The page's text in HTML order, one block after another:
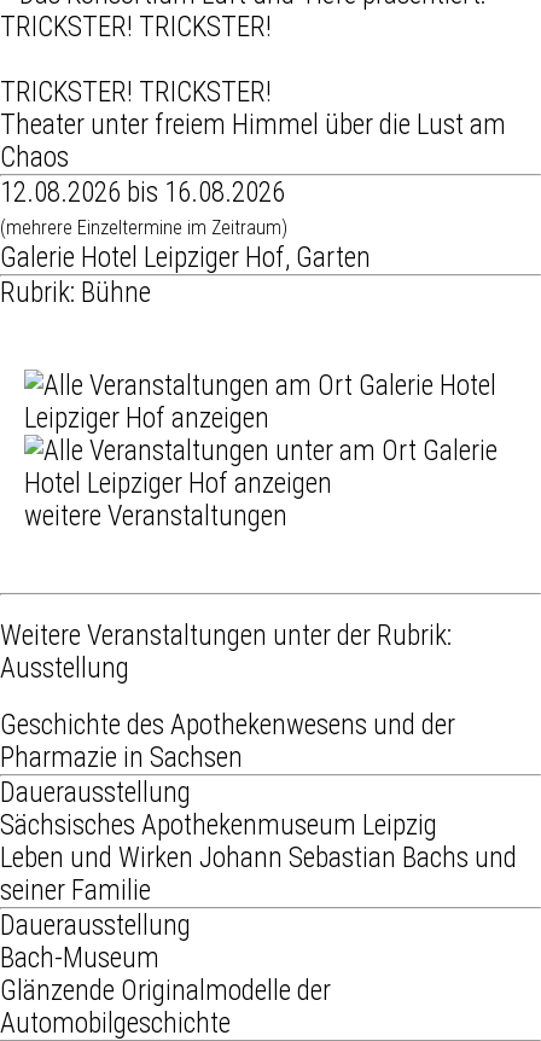
TRICKSTER! TRICKSTER!
Theater unter freiem Himmel über die Lust am
Chaos
12.08.2026 bis 16.08.2026
(mehrere Einzeltermine im Zeitraum)
Galerie Hotel Leipziger Hof, Garten
Rubrik: Bühne
weitere Veranstaltungen
Weitere Veranstaltungen unter der Rubrik:
Ausstellung
Geschichte des Apothekenwesens und der
Pharmazie in Sachsen
Dauerausstellung
Sächsisches Apothekenmuseum Leipzig
Leben und Wirken Johann Sebastian Bachs und
seiner Familie
Dauerausstellung
Bach-Museum
Glänzende Originalmodelle der
Automobilgeschichte